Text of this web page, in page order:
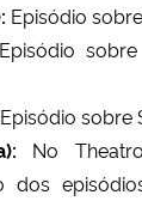
Episódio
Episódio
sobre
No
dos